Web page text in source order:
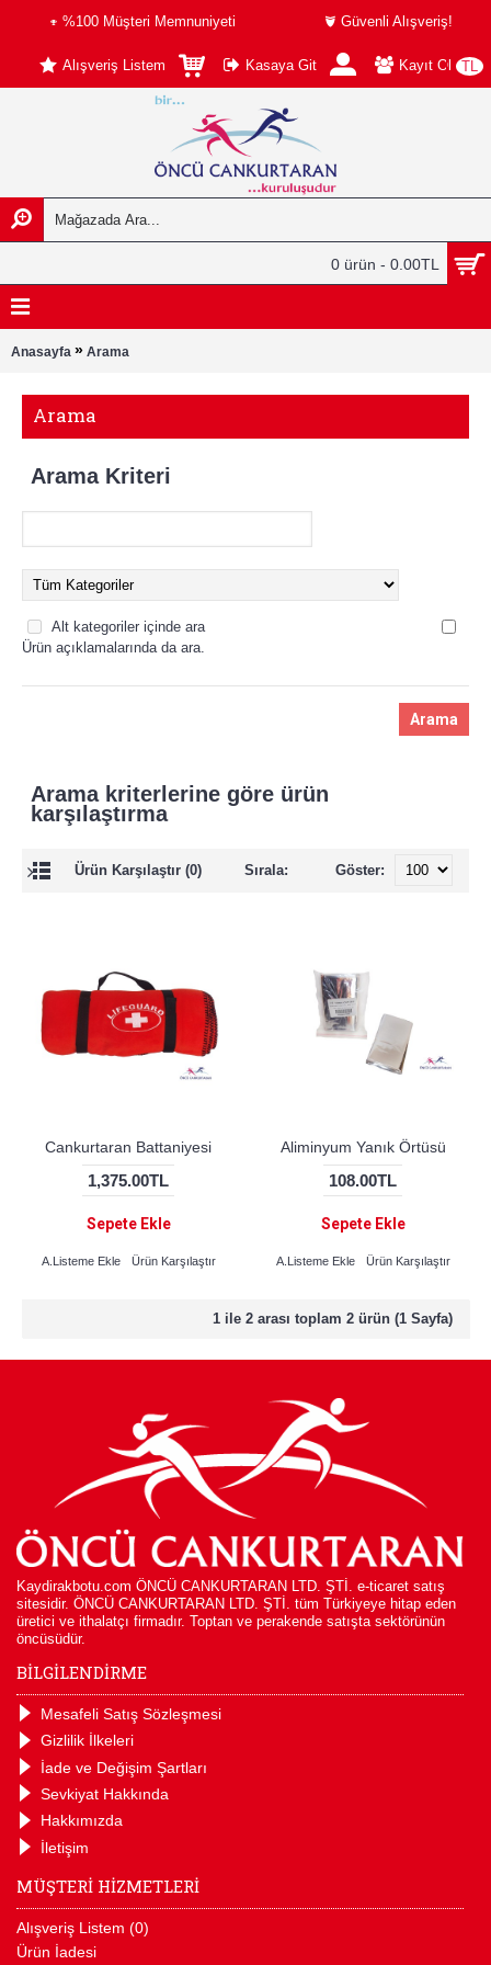
%100 Müşteri Memnuniyeti Güvenli Alışveriş!
TL
Alışveriş Listem Kasaya Git Kayıt Ol
0 ürün - 0.00TL
Anasayfa » Arama
Arama
Arama Kriteri
Alt kategoriler içinde ara
Ürün açıklamalarında da ara.
Arama kriterlerine göre ürün
karşılaştırma
Ürün Karşılaştır (0) Göster:
Sırala:
Cankurtaran Battaniyesi
1,375.00TL
Sepete Ekle
A.Listeme Ekle Ürün Karşılaştır
Aliminyum Yanık Örtüsü
108.00TL
Sepete Ekle
A.Listeme Ekle Ürün Karşılaştır
1 ile 2 arası toplam 2 ürün (1 Sayfa)
Kaydirakbotu.com ÖNCÜ CANKURTARAN LTD. ŞTİ. e-ticaret satış
sitesidir. ÖNCÜ CANKURTARAN LTD. ŞTİ. tüm Türkiyeye hitap eden
üretici ve ithalatçı firmadır. Toptan ve perakende satışta sektörünün
öncüsüdür.
BİLGİLENDİRME
Mesafeli Satış Sözleşmesi
Gizlilik İlkeleri
İade ve Değişim Şartları
Sevkiyat Hakkında
Hakkımızda
İletişim
MÜŞTERİ HİZMETLERİ
Alışveriş Listem (0)
Ürün İadesi